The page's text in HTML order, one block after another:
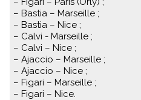
– Bastia – Marseille ;
– Bastia – Nice ;
– Calvi - Marseille ;
– Calvi – Nice ;
– Ajaccio – Marseille ;
– Ajaccio – Nice ;
– Figari – Marseille ;
– Figari – Nice.